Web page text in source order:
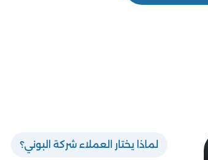
لماذا يختار العملاء شركة البوني؟